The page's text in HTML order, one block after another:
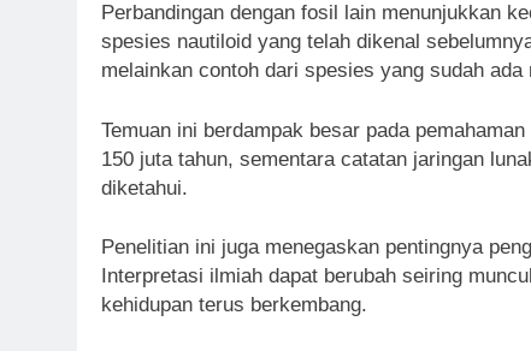
Perbandingan dengan fosil lain menunjukkan
spesies nautiloid yang telah dikenal
melainkan contoh dari spesies yang sudah
Temuan ini berdampak besar pada
150 juta tahun, sementara catatan jaringan
diketahui.
Penelitian ini juga menegaskan pentingnya
Interpretasi ilmiah dapat berubah seiring
kehidupan terus berkembang.